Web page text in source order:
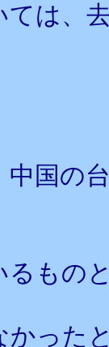
は、
国の
るもの
かった